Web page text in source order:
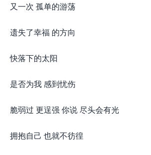
又一次 孤单的游荡
遗失了幸福 的方向
快落下的太阳
是否为我 感到忧伤
脆弱过 更逞强 你说 尽头会有光
拥抱自己 也就不彷徨